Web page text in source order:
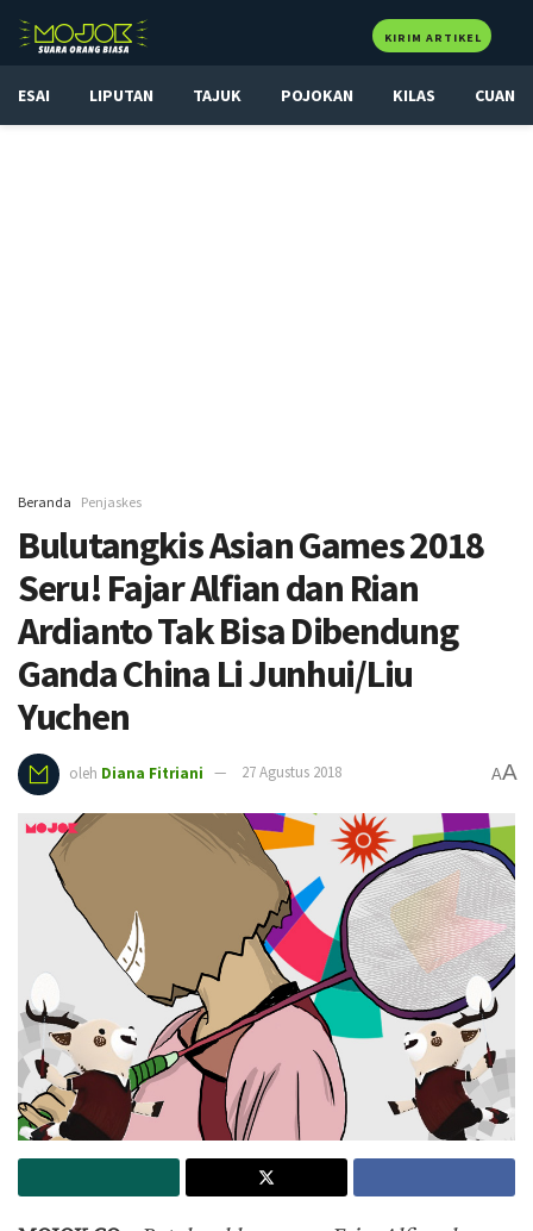
KIRIM ARTIKEL
ESAI LIPUTAN TAJUK POJOKAN KILAS CUAN
Beranda Penjaskes
Bulutangkis Asian Games 2018
Seru! Fajar Alfian dan Rian
Ardianto Tak Bisa Dibendung
Ganda China Li Junhui/Liu
Yuchen
oleh Diana Fitriani 27 Agustus 2018 AA